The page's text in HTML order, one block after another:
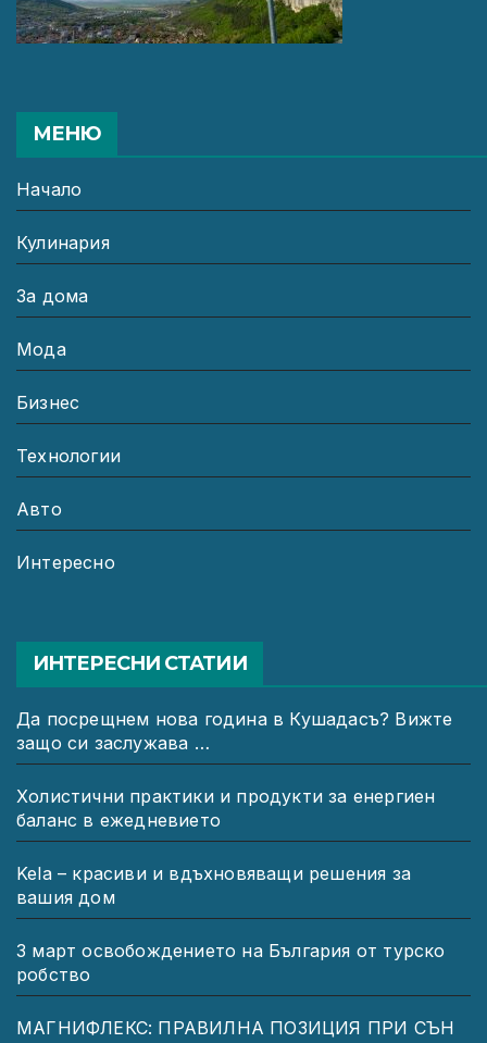
МЕНЮ
Начало
Кулинария
За дома
Мода
Бизнес
Технологии
Авто
Интересно
ИНТЕРЕСНИ СТАТИИ
Да посрещнем нова година в Кушадасъ? Вижте
защо си заслужава …
Холистични практики и продукти за енергиен
баланс в ежедневието
Kela – красиви и вдъхновяващи решения за
вашия дом
3 март освобождението на България от турско
робство
МАГНИФЛЕКС: ПРАВИЛНА ПОЗИЦИЯ ПРИ СЪН